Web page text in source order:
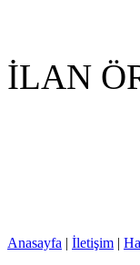
İLAN
Anasayfa | İletişim |